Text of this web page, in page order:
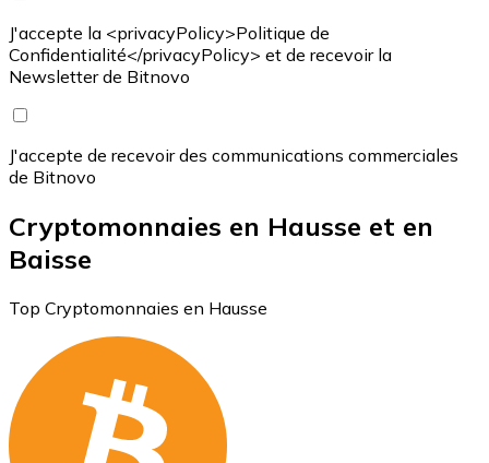
J'accepte la <privacyPolicy>Politique de
Confidentialité</privacyPolicy> et de recevoir la
Newsletter de Bitnovo
J'accepte de recevoir des communications commerciales
de Bitnovo
Cryptomonnaies en Hausse et en
Baisse
Top Cryptomonnaies en Hausse